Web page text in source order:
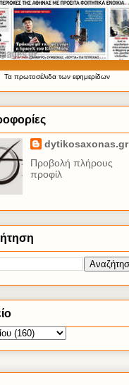
Τα πρωτοσέλιδατων εφημερίδων
dytikosaxonas.gr
Προβολή πλήρους
προφίλ